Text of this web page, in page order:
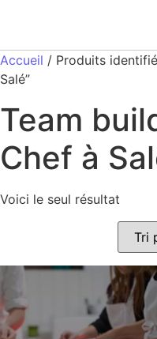
Accueil / Produits
Salé”
Team
Chef à
Voici le seul résultat